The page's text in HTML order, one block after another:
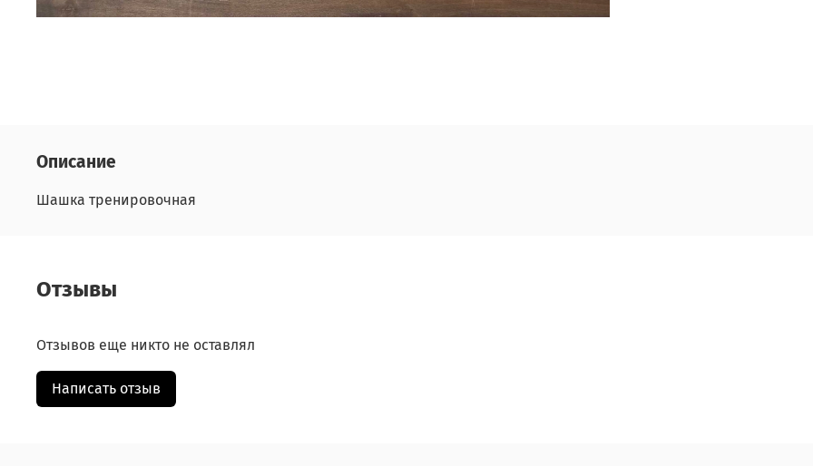
Описание
Шашка тренировочная
Отзывы
Отзывов еще никто не оставлял
Написать отзыв